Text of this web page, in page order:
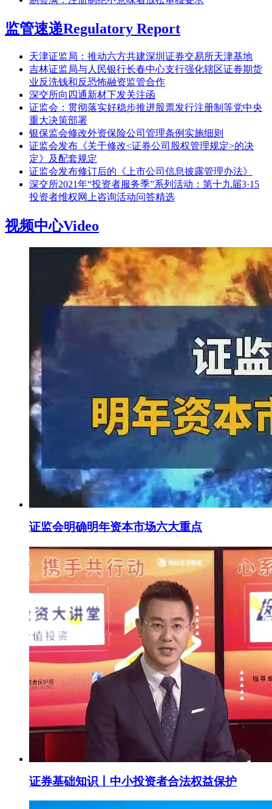
监管速递Regulatory Report
天津证监局：推动六方共建深圳证券交易所天津基地
吉林证监局与人民银行长春中心支行强化辖区证券期货
业反洗钱和反恐怖融资监管合作
深交所向四通新材下发关注函
证监会：贯彻落实好稳步推进股票发行注册制等党中央
重大决策部署
银保监会修改外资保险公司管理条例实施细则
证监会发布《关于修改<证券公司股权管理规定>的决
定》及配套规定
证监会发布修订后的《上市公司信息披露管理办法》
深交所2021年“投资者服务季”系列活动：第十九届3·15
投资者维权网上咨询活动问答精选
视频中心Video
证监会明确明年资本市场六大重点
证券基础知识丨中小投资者合法权益保护